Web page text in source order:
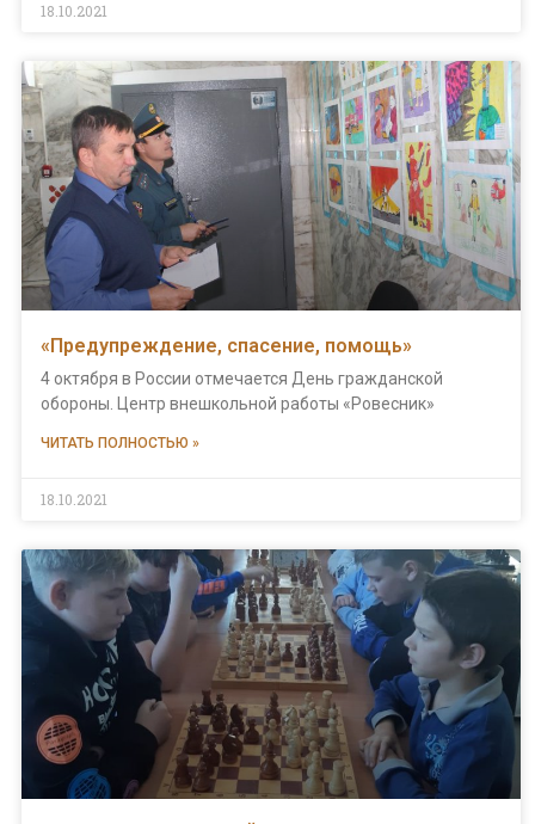
18.10.2021
«Предупреждение, спасение, помощь»
4 октября в России отмечается День гражданской
обороны. Центр внешкольной работы «Ровесник»
ЧИТАТЬ ПОЛНОСТЬЮ »
18.10.2021